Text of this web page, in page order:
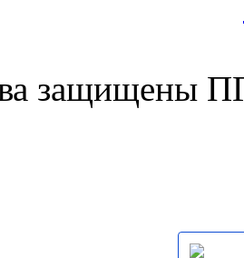
защищены